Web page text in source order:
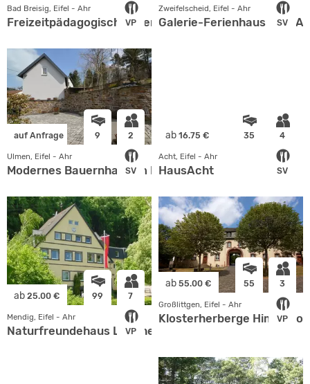
VP
Bad Breisig, Eifel - Ahr
Freizeitpädagogisches Zentrum Bad Breisig e.V. SV
Zweifelscheid, Eifel - Ahr
Galerie-Ferienhaus Eifel
auf Anfrage 9 2
SV
Ulmen, Eifel - Ahr
Modernes Bauernhaus im Dorf
ab 16.75 € 35 4
SV
Acht, Eifel - Ahr
HausAcht
ab 25.00 € 99 7
VP
Mendig, Eifel - Ahr
Naturfreundehaus Laacherseehaus
ab 55.00 € 55 3
VP
Großlittgen, Eifel - Ahr
Klosterherberge Himmerod